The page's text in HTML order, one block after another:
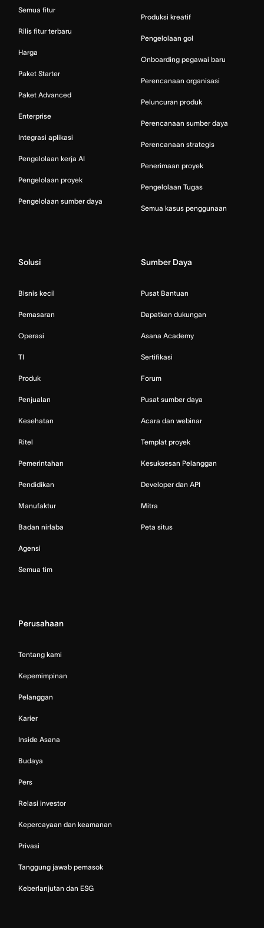
Semua fitur
Rilis fitur terbaru
Harga
Paket Starter
Paket Advanced
Enterprise
Integrasi aplikasi
Pengelolaan kerja AI
Pengelolaan proyek
Pengelolaan sumber daya
Produksi kreatif
Pengelolaan gol
Onboarding pegawai baru
Perencanaan organisasi
Peluncuran produk
Perencanaan sumber daya
Perencanaan strategis
Penerimaan proyek
Pengelolaan Tugas
Semua kasus penggunaan
Solusi
Bisnis kecil
Pemasaran
Operasi
TI
Produk
Penjualan
Kesehatan
Ritel
Pemerintahan
Pendidikan
Manufaktur
Badan nirlaba
Agensi
Semua tim
Sumber Daya
Pusat Bantuan
Dapatkan dukungan
Asana Academy
Sertifikasi
Forum
Pusat sumber daya
Acara dan webinar
Templat proyek
Kesuksesan Pelanggan
Developer dan API
Mitra
Peta situs
Perusahaan
Tentang kami
Kepemimpinan
Pelanggan
Karier
Inside Asana
Budaya
Pers
Relasi investor
Kepercayaan dan keamanan
Privasi
Tanggung jawab pemasok
Keberlanjutan dan ESG